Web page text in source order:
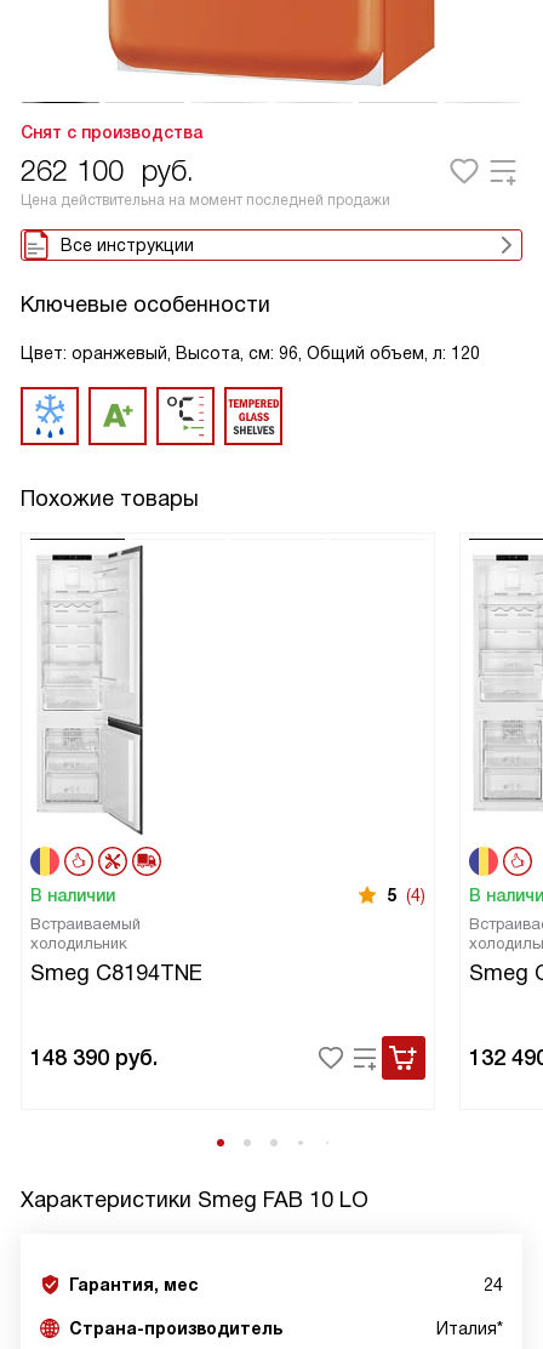
Снят с производства
262 100 руб.
Цена действительна на момент последней продажи
Все инструкции
Ключевые особенности
Цвет: оранжевый, Высота, см: 96, Общий объем, л: 120
Похожие товары
В наличии 5 (4)
Встраиваемый
холодильник
Smeg C8194TNE
148 390 руб.
В
Smeg
132
Характеристики Smeg FAB 10 LO
Гарантия, мес 24
Страна-производитель Италия*